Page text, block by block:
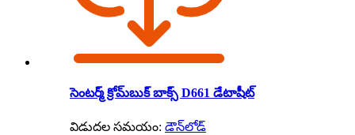
సెంటర్మ్ క్రోమ్‌బుక్ బాక్స్ D661 డేటాషీట్
విడుదల సమయం: డౌన్‌లోడ్